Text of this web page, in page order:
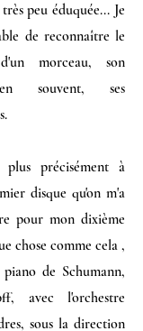
peu éduquée... Je
de reconnaître le
morceau, son
souvent, ses
précisément à
disque qu'on m'a
pour mon dixième
chose comme cela ,
de Schumann,
avec l'orchestre
sous la direction